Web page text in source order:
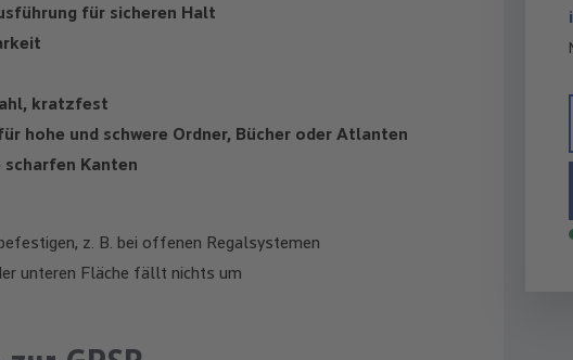
für sicheren Halt
kratzfest
hohe und schwere Ordner, Bücher oder Atlanten
scharfen Kanten
z. B. bei offenen Regalsystemen
unteren Fläche fällt nichts um